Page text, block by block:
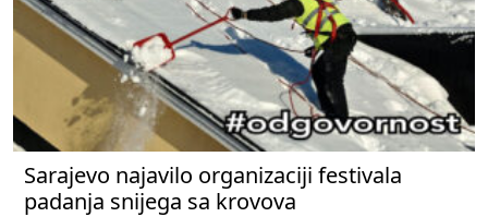
Sarajevo najavilo organizaciji festivala
padanja snijega sa krovova